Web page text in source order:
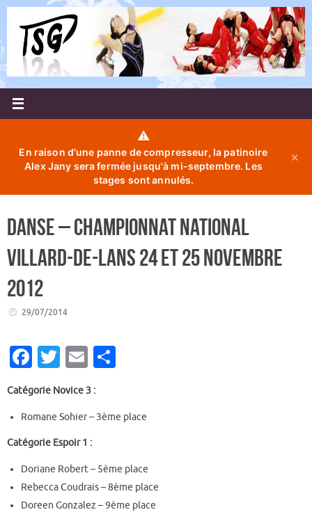
Passer
contenu
⚠️
En raison d'une panne de compresseur, la patinoire
Alex Jany sera fermée jusqu'à mi-septembre. Les
stages sont annulés.
✕
DANSE – Championnat National
Villard-de-Lans 24 et 25 Novembre
2012
29/07/2014
Fa
e
b
o
o
k
T
w
it
te
r
E
m
ai
l g
Catégorie Novice 3 :
Romane Sohier – 3ème place
Catégorie Espoir 1 :
Doriane Robert – 5ème place
Rebecca Coudrais – 8ème place
Doreen Gonzalez – 9ème place